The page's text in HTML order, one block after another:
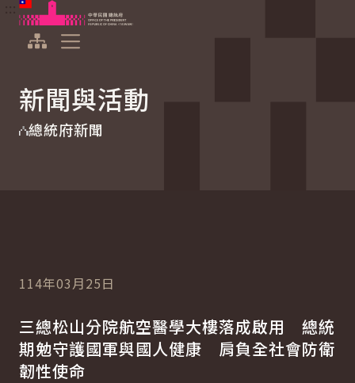
跳到主要內容
中華民國總統府
新聞與活動
總統府新聞
114年03月25日
三總松山分院航空醫學大樓落成啟用 總統
期勉守護國軍與國人健康 肩負全社會防衛
韌性使命